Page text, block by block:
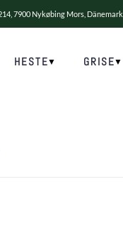
7900 Nykøbing Mors, Dänemark
HESTE GRISE